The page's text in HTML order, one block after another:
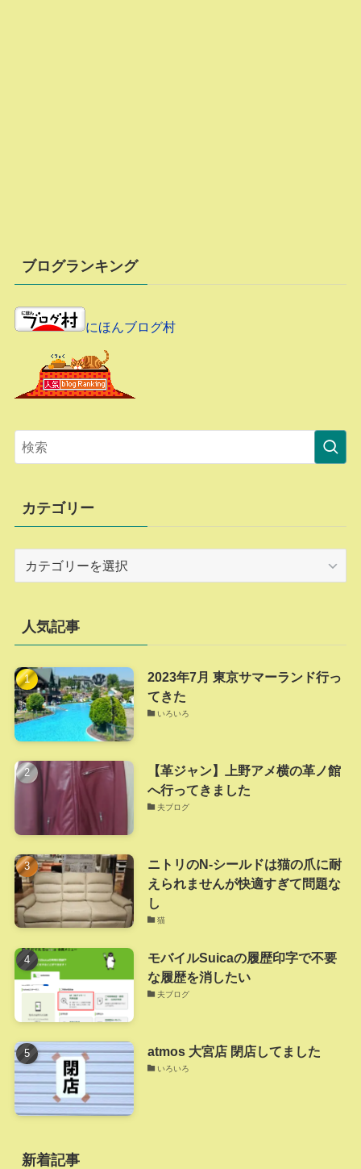
ブログランキング
にほんブログ村
カテゴリー
ー
人気記事
2023年7月 東京サマーランド行っ
てきた
いろいろ
【革ジャン】上野アメ横の革ノ館
へ行ってきました
夫ブログ
ニトリのN-シールドは猫の爪に耐
えられませんが快適すぎて問題な
し
猫
モバイルSuicaの履歴印字で不要
な履歴を消したい
夫ブログ
atmos 大宮店 閉店してました
いろいろ
新着記事